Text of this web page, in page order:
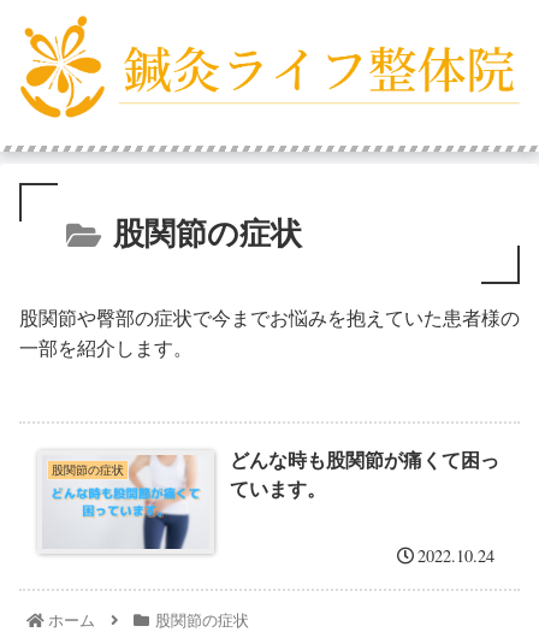
股関節の症状
股関節や臀部の症状で今までお悩みを抱えていた患者様の
一部を紹介します。
股関節の症状
どんな時も股関節が痛くて困っ
ています。
2022.10.24
ホーム 股関節の症状